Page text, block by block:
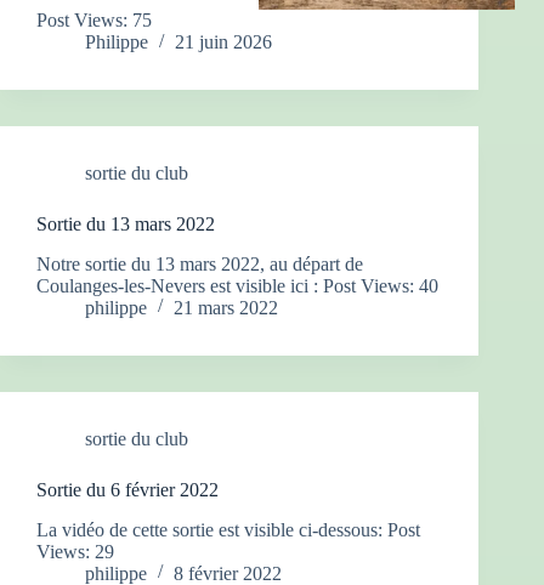
Post Views: 75
Philippe
21 juin 2026
sortie du club
Sortie du 13 mars 2022
Notre sortie du 13 mars 2022, au départ de
Coulanges-les-Nevers est visible ici : Post Views: 40
philippe
21 mars 2022
sortie du club
Sortie du 6 février 2022
La vidéo de cette sortie est visible ci-dessous: Post
Views: 29
philippe
8 février 2022